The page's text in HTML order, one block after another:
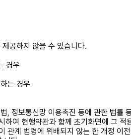
공하지 않을 수 있습니다.
경우
는 경우
정보통신망 이용촉진 등에 관한 법률
여 현행약관과 함께 초기화면에 그
계 법령에 위배되지 않는 한 개정 이